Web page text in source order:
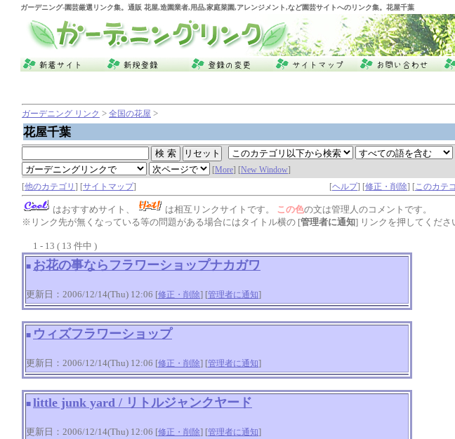
ガーデニング-園芸厳選リンク集。通販 花屋,造園業者,用品,家庭菜園,アレンジメント,など園芸サイトへのリンク集。花屋千葉
ガーデニング リンク > 全国の花屋 >
花屋千葉
[More] [New Window]
[他のカテゴリ ] [サイトマップ] [ヘルプ] [修正・削除] [このカテ
はおすすめサイト、 は相互リンクサイトです。 この色の文は管理人のコメントです。
※リンク先が無くなっている等の問題がある場合にはタイトル横の [管理者に通知] リンクを押してくださ
1 - 13 ( 13 件中 )
■ お花の事ならフラワーショップナカガワ
更新日：2006/12/14(Thu) 12:06 [修正・削除] [管理者に通知]
■ ウィズフラワーショップ
更新日：2006/12/14(Thu) 12:06 [修正・削除] [管理者に通知]
■ little junk yard / リトルジャンクヤード
更新日：2006/12/14(Thu) 12:06 [修正・削除] [管理者に通知]